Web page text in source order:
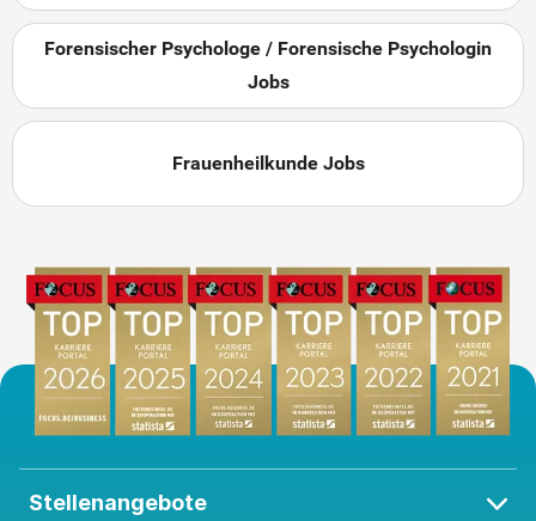
Forensischer Psychologe / Forensische Psychologin
Jobs
Frauenheilkunde Jobs
Stellenangebote